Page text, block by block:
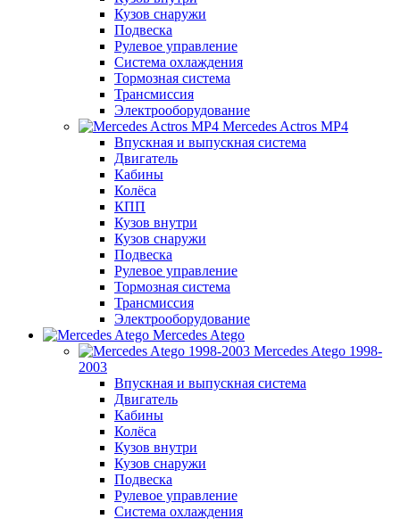
Кузов снаружи
Подвеска
Рулевое управление
Система охлаждения
Тормозная система
Трансмиссия
Электрооборудование
Mercedes Actros MP4
Впускная и выпускная система
Двигатель
Кабины
Колёса
КПП
Кузов внутри
Кузов снаружи
Подвеска
Рулевое управление
Тормозная система
Трансмиссия
Электрооборудование
Mercedes Atego
Mercedes Atego 1998-
2003
Впускная и выпускная система
Двигатель
Кабины
Колёса
Кузов внутри
Кузов снаружи
Подвеска
Рулевое управление
Система охлаждения